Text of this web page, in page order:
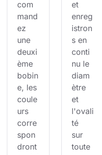
com
mand
ez
une
deuxi
ème
bobin
e, les
coule
urs
corre
spon
dront
et
enreg
istron
s en
conti
nu le
diam
ètre
et
l'ovali
té
sur
toute